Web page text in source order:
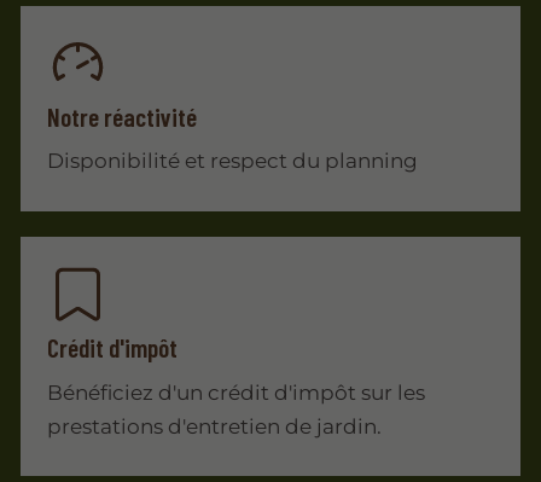
Notre réactivité
Disponibilité et respect du planning
Crédit d'impôt
Bénéficiez d'un crédit d'impôt sur les
prestations d'entretien de jardin.